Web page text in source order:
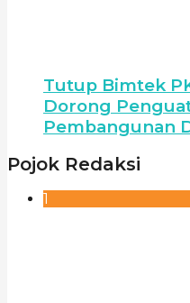
Tutup Bimtek
Dorong
Pembangunan
Pojok Redaksi
1